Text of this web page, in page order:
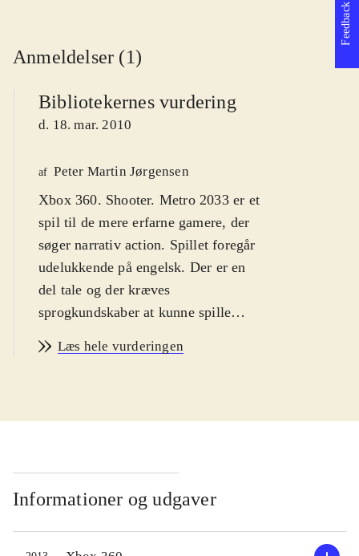
Anmeldelser (1)
Bibliotekernes vurdering
d. 18. mar. 2010
af Peter Martin Jørgensen
Xbox 360. Shooter. Metro 2033 er et
spil til de mere erfarne gamere, der
søger narrativ action. Spillet foregår
udelukkende på engelsk. Der er en
del tale og der kræves
sprogkundskaber at kunne spille
pga. vold, narko og profaniteter
i hovedstadens undergrundsbane.
stråling. Dæmonlignende væsener er
begyndt at finde vej til undergrunden.
Man spiller som Artyom, en ung fyr
der har missionen, at aflevere en
Læs hele vurderingen
Informationer og udgaver
Feedback